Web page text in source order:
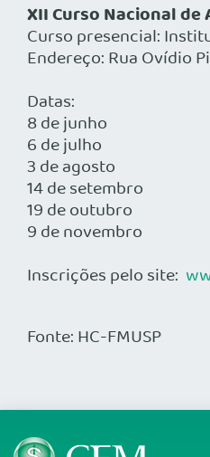
XII Curso Nacional
Curso presencial:
Endereço: Rua Ovídio
Datas:
8 de junho
6 de julho
3 de agosto
14 de setembro
19 de outubro
9 de novembro
Inscrições pelo site:
Fonte: HC-FMUSP